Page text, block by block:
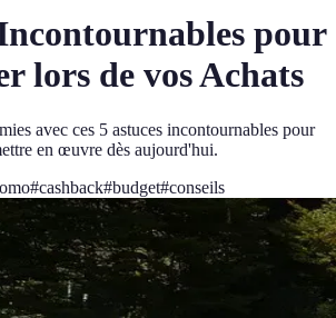
pour
lors de vos Achats
avec ces 5 astuces incontournables pour
en œuvre dès aujourd'hui.
#cashback#budget#conseils